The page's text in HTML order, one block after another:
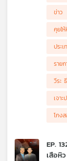
ข่าว
คุยใ
ประ
ราย
วีระ
เจาะ
โกง
EP.
เสือหิ